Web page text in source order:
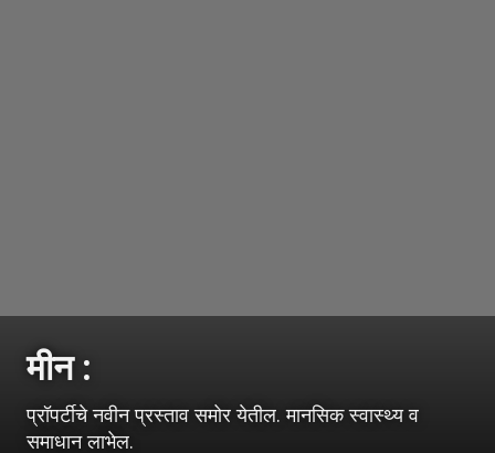
मीन :
प्रॉपर्टीचे नवीन प्रस्ताव समोर येतील. मानसिक स्वास्थ्य व
समाधान लाभेल.